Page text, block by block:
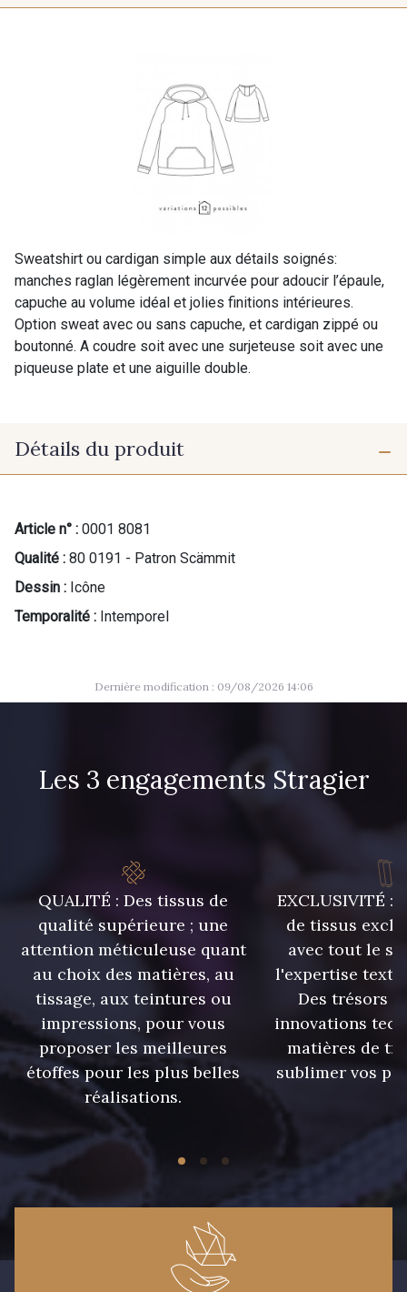
Sweatshirt ou cardigan simple aux détails soignés:
manches raglan légèrement incurvée pour adoucir l’épaule,
capuche au volume idéal et jolies finitions intérieures.
Option sweat avec ou sans capuche, et cardigan zippé ou
boutonné. A coudre soit avec une surjeteuse soit avec une
piqueuse plate et une aiguille double.
Détails du produit
Article n° : 0001 8081
Qualité : 80 0191 - Patron Scämmit
Dessin : Icône
Temporalité : Intemporel
Dernière modification : 09/08/2026 14:06
Les 3 engagements Stragier
QUALITÉ : Des tissus de
qualité supérieure ; une
attention méticuleuse quant
au choix des matières, au
tissage, aux teintures ou
impressions, pour vous
proposer les meilleures
étoffes pour les plus belles
réalisations.
EXCLUSIVITÉ :
de tissus
avec tout le
l'expertise
Des trésors
innovations
matières de
sublimer vos